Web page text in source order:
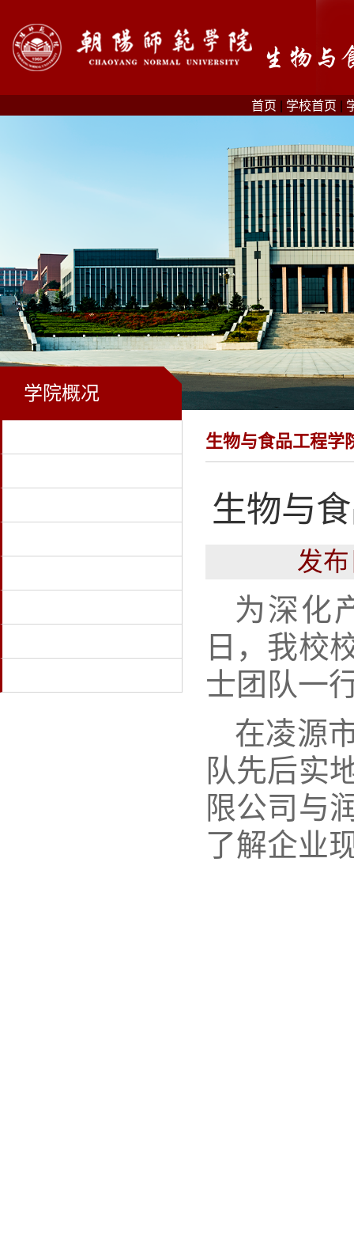
首页 学校首页
学院概况
生物与食品工程学
生物与
发
为深化
日，我校
士团队一
在凌源
队先后实
限公司与
了解企业